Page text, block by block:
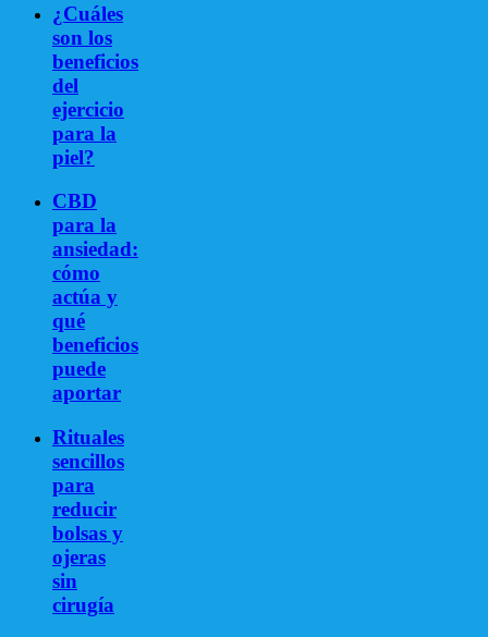
¿Cuáles
son los
beneficios
del
ejercicio
para la
piel?
CBD
para la
ansiedad:
cómo
actúa y
qué
beneficios
puede
aportar
Rituales
sencillos
para
reducir
bolsas y
ojeras
sin
cirugía